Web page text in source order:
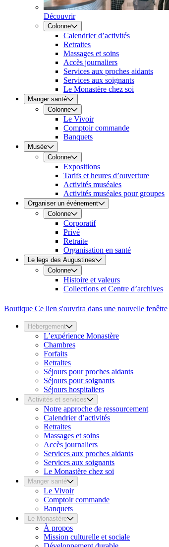
Découvrir
Colonne
Calendrier d’activités
Retraites
Massages et soins
Accès journaliers
Services aux proches aidants
Services aux soignants
Le Monastère chez soi
Manger santé
Colonne
Le Vivoir
Comptoir commande
Banquets
Musée
Colonne
Expositions
Tarifs et heures d’ouverture
Activités muséales
Activités muséales pour groupes
Organiser un événement
Colonne
Corporatif
Privé
Retraite
Organisation en santé
Le legs des Augustines
Colonne
Histoire et valeurs
Collections et Centre d’archives
Boutique Ce lien s'ouvrira dans une nouvelle fenêtre
Hébergement
L’expérience Monastère
Chambres
Forfaits
Retraites
Séjours pour proches aidants
Séjours pour soignants
Séjours hospitaliers
Activités et services
Notre approche de ressourcement
Calendrier d’activités
Retraites
Massages et soins
Accès journaliers
Services aux proches aidants
Services aux soignants
Le Monastère chez soi
Manger santé
Le Vivoir
Comptoir commande
Banquets
Le Monastère
À propos
Mission culturelle et sociale